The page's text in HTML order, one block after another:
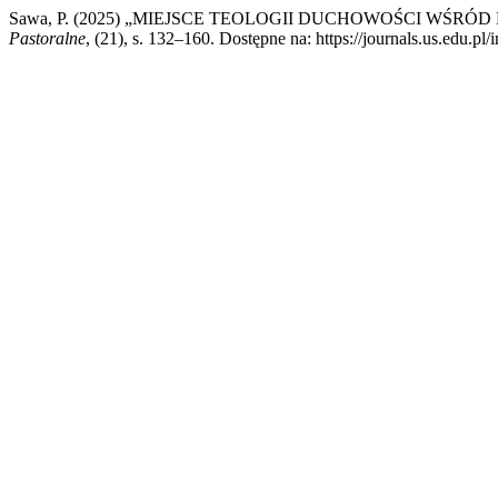
Sawa, P. (2025) „MIEJSCE TEOLOGII DUCHOWOŚCI
Pastoralne, (21), s. 132–160. Dostępne na: https://